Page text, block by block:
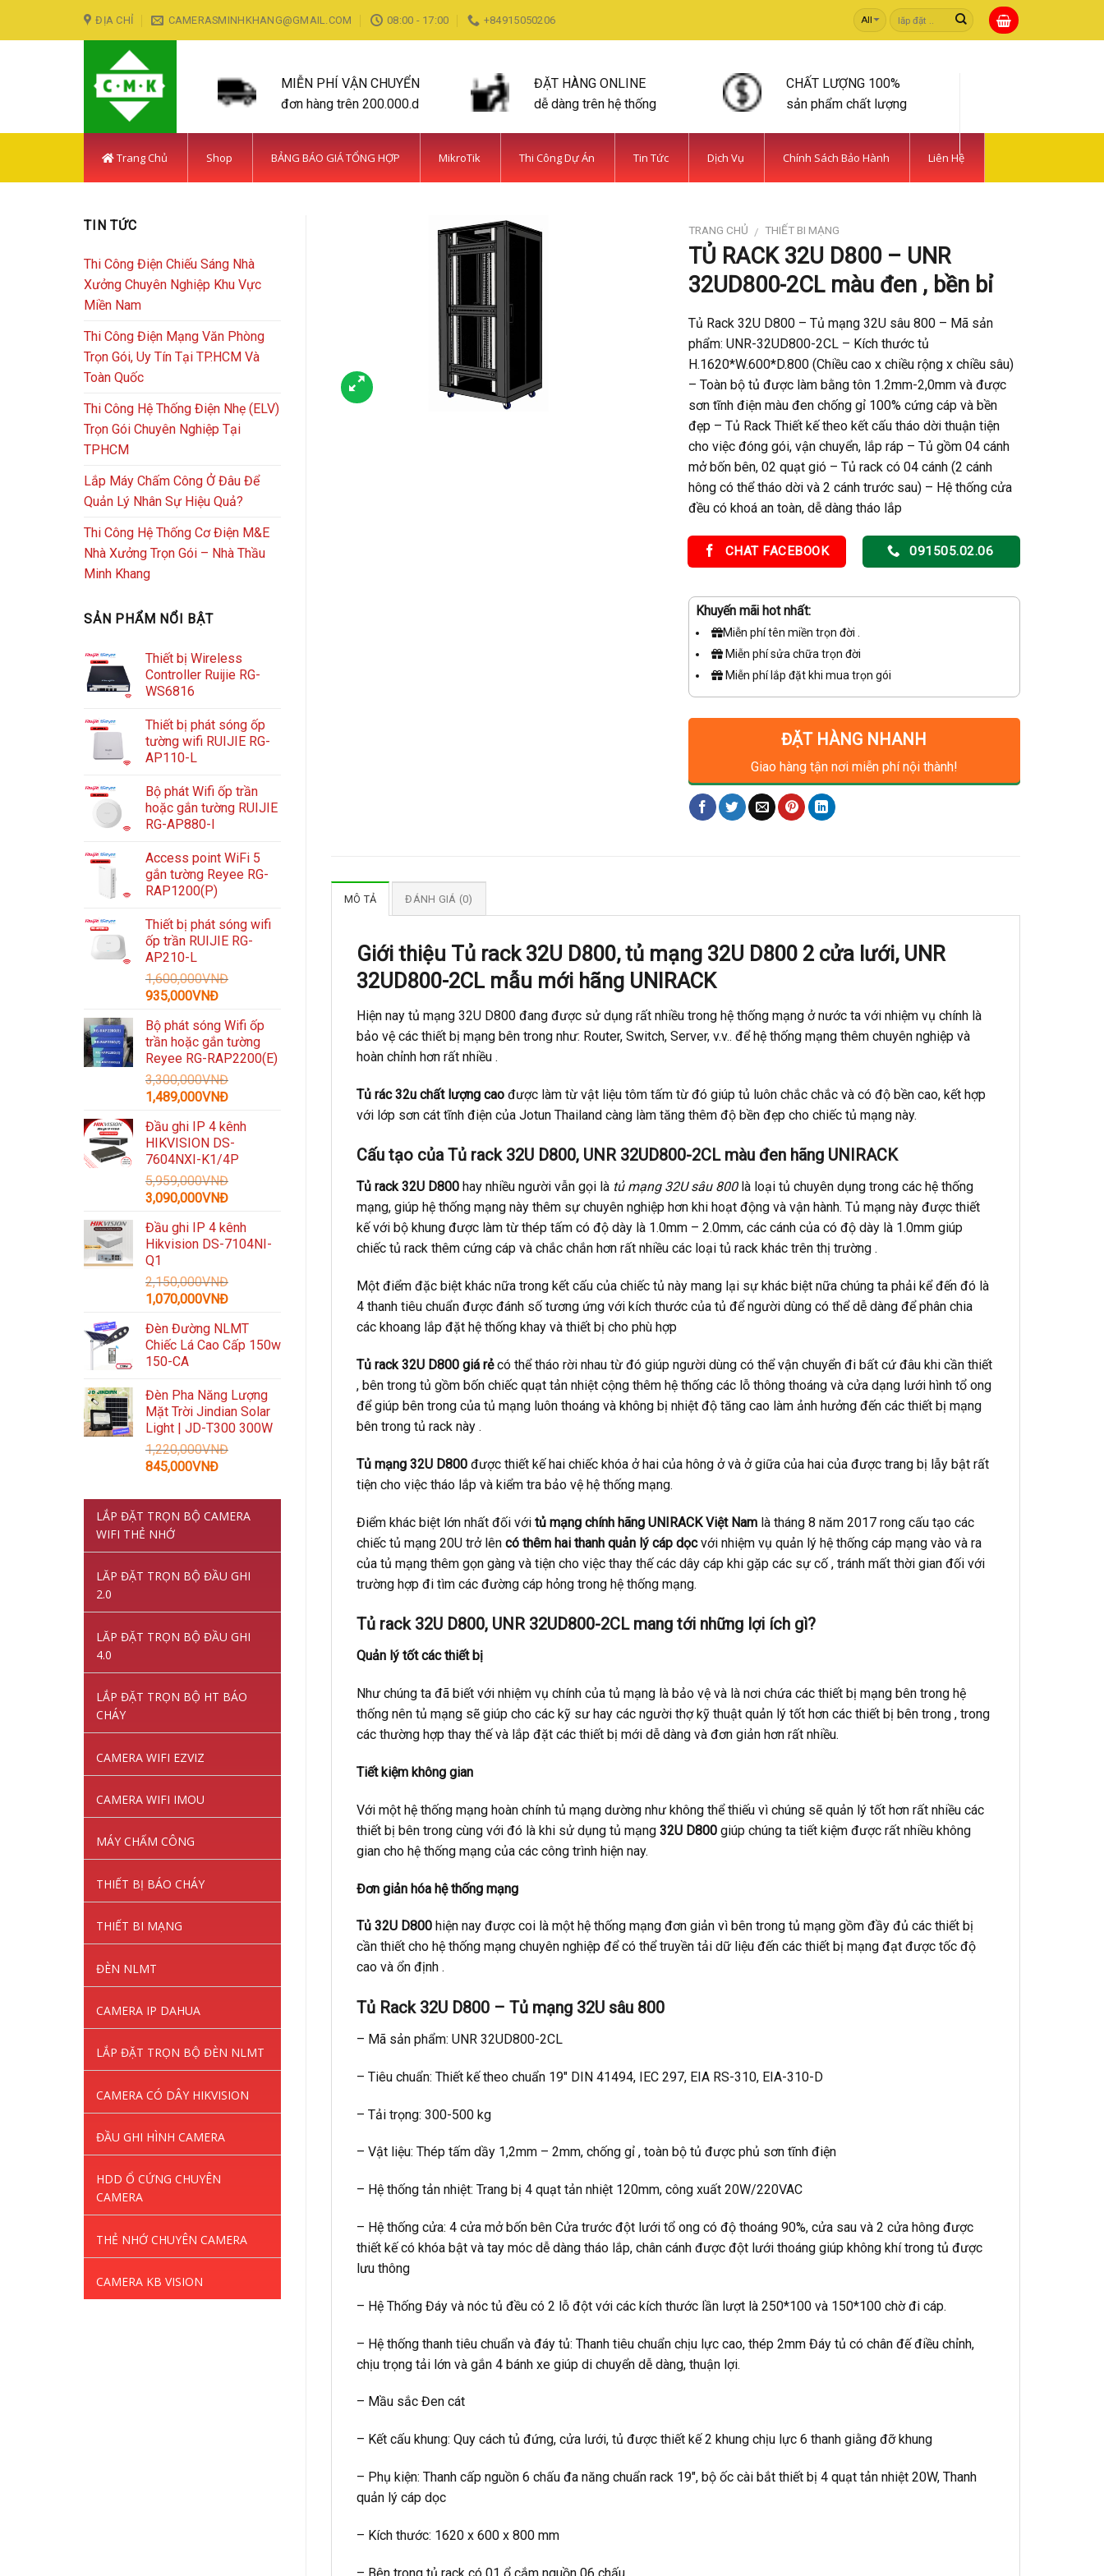
ĐỊA CHỈ CAMERASMINHKHANG@GMAIL.COM 08:00 - 17:00 +84915050206
Tìm
kiếm:
MIỄN PHÍ VẬN CHUYỂN
đơn hàng trên 200.000.d
ĐẶT HÀNG ONLINE
dễ dàng trên hệ thống
CHẤT LƯỢNG 100%
sản phẩm chất lượng
Trang Chủ Shop BẢNG BÁO GIÁ TỔNG HỢP MikroTik Thi Công Dự Án Tin Tức Dịch Vụ Chính Sách Bảo Hành Liên Hệ
TIN TỨC
Thi Công Điện Chiếu Sáng Nhà
Xưởng Chuyên Nghiệp Khu Vực
Miền Nam
Thi Công Điện Mạng Văn Phòng
Trọn Gói, Uy Tín Tại TP.HCM Và
Toàn Quốc
Thi Công Hệ Thống Điện Nhẹ (ELV)
Trọn Gói Chuyên Nghiệp Tại
TPHCM
Lắp Máy Chấm Công Ở Đâu Để
Quản Lý Nhân Sự Hiệu Quả?
Thi Công Hệ Thống Cơ Điện M&E
Nhà Xưởng Trọn Gói – Nhà Thầu
Minh Khang
SẢN PHẨM NỔI BẬT
Thiết bị Wireless
Controller Ruijie RG-
WS6816
Thiết bị phát sóng ốp
tường wifi RUIJIE RG-
AP110-L
Bộ phát Wifi ốp trần
hoặc gắn tường RUIJIE
RG-AP880-I
Access point WiFi 5
gắn tường Reyee RG-
RAP1200(P)
Thiết bị phát sóng wifi
ốp trần RUIJIE RG-
AP210-L
1,600,000VNĐ
Giá
là:
1,600,000VNĐ.
935,000VNĐGiá
tại
là:
935,000VNĐ.
Bộ phát sóng Wifi ốp
trần hoặc gắn tường
Reyee RG-RAP2200(E)
3,300,000VNĐ
Giá
là:
3,300,000VNĐ.
1,489,000VNĐGiá
tại
là:
1,489,000VNĐ.
Đầu ghi IP 4 kênh
HIKVISION DS-
7604NXI-K1/4P
5,959,000VNĐ
Giá
là:
5,959,000VNĐ.
3,090,000VNĐGiá
tại
là:
Đầu ghi IP 4 kênh
Hikvision DS-7104NI-
Q1
2,150,000VNĐ
Giá
là:
2,150,000VNĐ.
1,070,000VNĐGiá
tại
là:
Đèn Đường NLMT
Chiếc Lá Cao Cấp 150w
150-CA
Đèn Pha Năng Lượng
Mặt Trời Jindian Solar
Light | JD-T300 300W
1,220,000VNĐ
Giá
là:
1,220,000VNĐ.
845,000VNĐGiá
tại
là:
LẮP ĐẶT TRỌN BỘ CAMERA
WIFI THẺ NHỚ
LĂP ĐẶT TRỌN BỘ ĐẦU GHI
2.0
LĂP ĐẶT TRỌN BỘ ĐẦU GHI
4.0
LẮP ĐẶT TRỌN BỘ HT BÁO
CHÁY
CAMERA WIFI EZVIZ
CAMERA WIFI IMOU
MÁY CHẤM CÔNG
THIẾT BỊ BÁO CHÁY
THIẾT BI MẠNG
ĐÈN NLMT
CAMERA IP DAHUA
LẮP ĐẶT TRỌN BỘ ĐÈN NLMT
CAMERA CÓ DÂY HIKVISION
ĐẦU GHI HÌNH CAMERA
HDD Ổ CỨNG CHUYÊN
CAMERA
THẺ NHỚ CHUYÊN CAMERA
CAMERA KB VISION
TRANG CHỦ / THIẾT BI MẠNG
TỦ RACK 32U D800 – UNR
32UD800-2CL màu đen , bền bỉ
Tủ Rack 32U D800 – Tủ mạng 32U sâu 800 – Mã sản
phẩm: UNR-32UD800-2CL – Kích thước tủ
H.1620*W.600*D.800 (Chiều cao x chiều rộng x chiều sâu)
– Toàn bộ tủ được làm bằng tôn 1.2mm-2,0mm và được
sơn tĩnh điện màu đen chống gỉ 100% cứng cáp và bền
đẹp – Tủ Rack Thiết kế theo kết cấu tháo dời thuận tiện
cho việc đóng gói, vận chuyển, lắp ráp – Tủ gồm 04 cánh
mở bốn bên, 02 quạt gió – Tủ rack có 04 cánh (2 cánh
hông có thể tháo dời và 2 cánh trước sau) – Hệ thống cửa
đều có khoá an toàn, dễ dàng tháo lắp
CHAT FACEBOOK 091505.02.06
Khuyến mãi hot nhất:
Miễn phí tên miền trọn đời .
Miễn phí sửa chữa trọn đời
Miễn phí lắp đặt khi mua trọn gói
ĐẶT HÀNG NHANH
Giao hàng tận nơi miễn phí nội thành!
MÔ TẢ ĐÁNH GIÁ (0)
Giới thiệu Tủ rack 32U D800, tủ mạng 32U D800 2 cửa lưới, UNR
32UD800-2CL mẫu mới hãng UNIRACK
Hiện nay tủ mạng 32U D800 đang được sử dụng rất nhiều trong hệ thống mạng ở nước ta với nhiệm vụ chính là
bảo vệ các thiết bị mạng bên trong như: Router, Switch, Server, v.v.. để hệ thống mạng thêm chuyên nghiệp và
hoàn chỉnh hơn rất nhiều .
Tủ rác 32u chất lượng cao được làm từ vật liệu tôm tấm từ đó giúp tủ luôn chắc chắc và có độ bền cao, kết hợp
với lớp sơn cát tĩnh điện của Jotun Thailand càng làm tăng thêm độ bền đẹp cho chiếc tủ mạng này.
Cấu tạo của Tủ rack 32U D800, UNR 32UD800-2CL màu đen hãng UNIRACK
Tủ rack 32U D800 hay nhiều người vẫn gọi là tủ mạng 32U sâu 800là loại tủ chuyên dụng trong các hệ thống
mạng, giúp hệ thống mạng này thêm sự chuyên nghiệp hơn khi hoạt động và vận hành. Tủ mạng này được thiết
kế với bộ khung được làm từ thép tấm có độ dày là 1.0mm – 2.0mm, các cánh của có độ dày là 1.0mm giúp
chiếc tủ rack thêm cứng cáp và chắc chắn hơn rất nhiều các loại tủ rack khác trên thị trường .
Một điểm đặc biệt khác nữa trong kết cấu của chiếc tủ này mang lại sự khác biệt nữa chúng ta phải kể đến đó là
4 thanh tiêu chuẩn được đánh số tương ứng với kích thước của tủ để người dùng có thể dễ dàng để phân chia
các khoang lắp đặt hệ thống khay và thiết bị cho phù hợp
Tủ rack 32U D800 giá rẻcó thể tháo rời nhau từ đó giúp người dùng có thể vận chuyển đi bất cứ đâu khi cần thiết
, bên trong tủ gồm bốn chiếc quạt tản nhiệt cộng thêm hệ thống các lỗ thông thoáng và cửa dạng lưới hình tổ ong
để giúp bên trong của tủ mạng luôn thoáng và không bị nhiệt độ tăng cao làm ảnh hưởng đến các thiết bị mạng
bên trong tủ rack này .
Tủ mạng 32U D800 được thiết kế hai chiếc khóa ở hai của hông ở và ở giữa của hai của được trang bị lẫy bật rất
tiện cho việc tháo lắp và kiểm tra bảo vệ hệ thống mạng.
Điểm khác biệt lớn nhất đối với tủ mạng chính hãng UNIRACK Việt Nam là tháng 8 năm 2017 rong cấu tạo các
chiếc tủ mạng 20U trở lên có thêm hai thanh quản lý cáp dọcvới nhiệm vụ quản lý hệ thống cáp mạng vào và ra
của tủ mạng thêm gọn gàng và tiện cho việc thay thế các dây cáp khi gặp các sự cố , tránh mất thời gian đối với
trường hợp đi tìm các đường cáp hỏng trong hệ thống mạng.
Tủ rack 32U D800, UNR 32UD800-2CL mang tới những lợi ích gì?
Quản lý tốt các thiết bị
Như chúng ta đã biết với nhiệm vụ chính của tủ mạng là bảo vệ và là nơi chứa các thiết bị mạng bên trong hệ
thống nên tủ mạng sẽ giúp cho các kỹ sư hay các người thợ kỹ thuật quản lý tốt hơn các thiết bị bên trong , trong
các thường hợp thay thế và lắp đặt các thiết bị mới dễ dàng và đơn giản hơn rất nhiều.
Tiết kiệm không gian
Với một hệ thống mạng hoàn chính tủ mạng dường như không thể thiếu vì chúng sẽ quản lý tốt hơn rất nhiều các
thiết bị bên trong cùng với đó là khi sử dụng tủ mạng 32U D800 giúp chúng ta tiết kiệm được rất nhiều không
gian cho hệ thống mạng của các công trình hiện nay.
Đơn giản hóa hệ thống mạng
Tủ 32U D800 hiện nay được coi là một hệ thống mạng đơn giản vì bên trong tủ mạng gồm đầy đủ các thiết bị
cần thiết cho hệ thống mạng chuyên nghiệp để có thể truyền tải dữ liệu đến các thiết bị mạng đạt được tốc độ
cao và ổn định .
Tủ Rack 32U D800 – Tủ mạng 32U sâu 800
– Mã sản phẩm: UNR 32UD800-2CL
– Tiêu chuẩn: Thiết kế theo chuẩn 19″ DIN 41494, IEC 297, EIA RS-310, EIA-310-D
– Tải trọng: 300-500 kg
– Vật liệu: Thép tấm dầy 1,2mm – 2mm, chống gỉ , toàn bộ tủ được phủ sơn tĩnh điện
– Hệ thống tản nhiệt: Trang bị 4 quạt tản nhiệt 120mm, công xuất 20W/220VAC
– Hệ thống cửa: 4 cửa mở bốn bên Cửa trước đột lưới tổ ong có độ thoáng 90%, cửa sau và 2 cửa hông được
thiết kế có khóa bật và tay móc dễ dàng tháo lắp, chân cánh được đột lưới thoáng giúp không khí trong tủ được
lưu thông
– Hệ Thống Đáy và nóc tủ đều có 2 lỗ đột với các kích thước lần lượt là 250*100 và 150*100 chờ đi cáp.
– Hệ thống thanh tiêu chuẩn và đáy tủ: Thanh tiêu chuẩn chịu lực cao, thép 2mm Đáy tủ có chân đế điều chỉnh,
chịu trọng tải lớn và gắn 4 bánh xe giúp di chuyển dễ dàng, thuận lợi.
– Mầu sắc Đen cát
– Kết cấu khung: Quy cách tủ đứng, cửa lưới, tủ được thiết kế 2 khung chịu lực 6 thanh giằng đỡ khung
– Phụ kiện: Thanh cấp nguồn 6 chấu đa năng chuẩn rack 19″, bộ ốc cài bắt thiết bị 4 quạt tản nhiệt 20W, Thanh
quản lý cáp dọc
– Kích thước: 1620 x 600 x 800 mm
– Bên trong tủ rack có 01 ổ cắm nguồn 06 chấu